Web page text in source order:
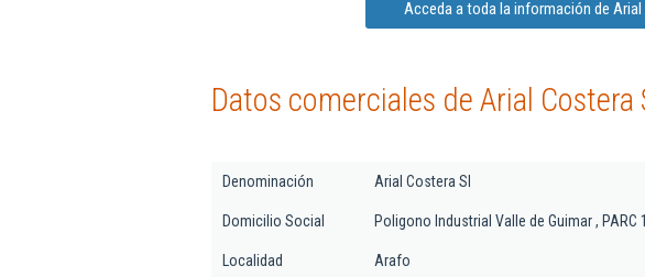
Acceda a toda la información de
Datos comerciales de Arial Costera
Denominación Arial Costera Sl
Domicilio Social Poligono Industrial Valle de Guimar , PARC
Localidad Arafo